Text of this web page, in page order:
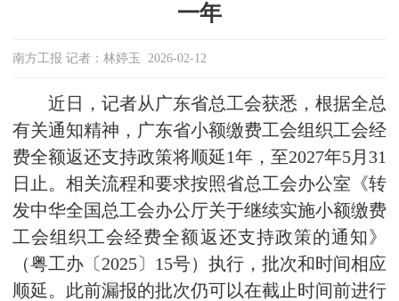
一年
南方工报 记者：林婷玉 2026-02-12
近日，记者从广东省总工会获悉，根据全总
有关通知精神，广东省小额缴费工会组织工会经
费全额返还支持政策将顺延1年，至2027年5月31
日止。相关流程和要求按照省总工会办公室《转
发中华全国总工会办公厅关于继续实施小额缴费
工会组织工会经费全额返还支持政策的通知》
（粤工办〔2025〕15号）执行，批次和时间相应
顺延。此前漏报的批次仍可以在截止时间前进行